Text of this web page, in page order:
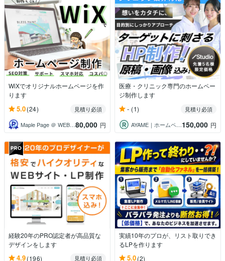
WiXでオリジナルホームページを作
ります
5.0(24)
見積り必須
Maple Page ＠ WEB制作 80,000 円
医療・クリニック専門のホームペー
ジ制作します
- (1)
見積り必須
AYAME｜ホームページ・LP制作 150,000 円
経験20年のPRO認定者が高品質な
デザインをします
4.9(196) 見積り必須
実績10年のプロが、リスト取りでき
るLPを作ります
5.0(2)